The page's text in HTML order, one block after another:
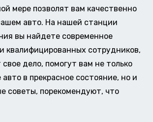
мере позволят вам качественно
авто. На нашей станции
вы найдете современное
квалифицированных сотрудников,
дело, помогут вам не только
в прекрасное состояние, но и
советы, порекомендуют, что